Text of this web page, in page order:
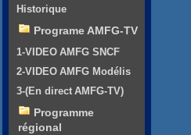
Historique
Programe AMFG-TV
1-VIDEO AMFG SNCF
2-VIDEO AMFG Modélis
3-(En direct AMFG-TV)
Programme
régional